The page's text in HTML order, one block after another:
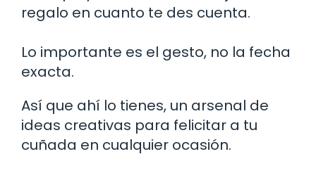
regalo en cuanto te des cuenta.
Lo importante es el gesto, no la fecha
exacta.
Así que ahí lo tienes, un arsenal de
ideas creativas para felicitar a tu
cuñada en cualquier ocasión.